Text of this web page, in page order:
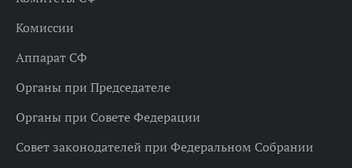
Комиссии
Аппарат СФ
Органы при Председателе
Органы при Совете Федерации
Совет законодателей при Федеральном Собрании